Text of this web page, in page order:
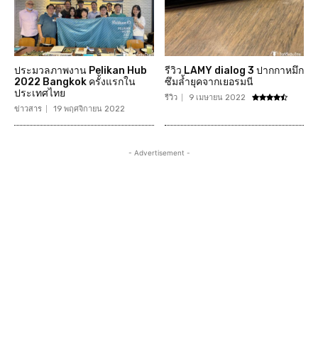
ประมวลภาพงาน Pelikan Hub
2022 Bangkok ครั้งแรกใน
ประเทศไทย
ข่าวสาร 19 พฤศจิกายน 2022
รีวิว LAMY dialog 3 ปากกาหมึก
ซึมล้ำยุคจากเยอรมนี
รีวิว 9 เมษายน 2022
- Advertisement -